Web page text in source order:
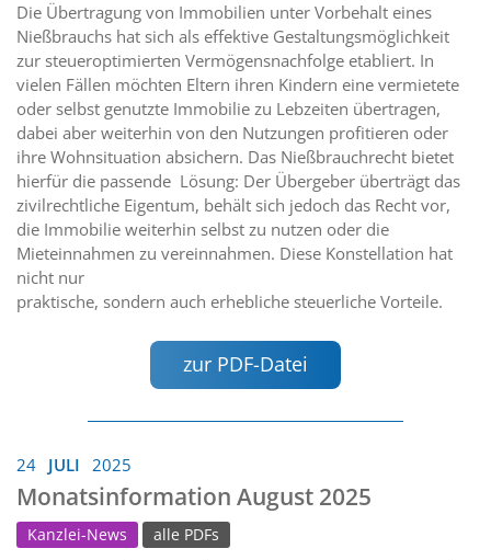
Die Übertragung von Immobilien unter Vorbehalt eines
Nießbrauchs hat sich als effektive Gestaltungsmöglichkeit
zur steueroptimierten Vermögensnachfolge etabliert. In
vielen Fällen möchten Eltern ihren Kindern eine vermietete
oder selbst genutzte Immobilie zu Lebzeiten übertragen,
dabei aber weiterhin von den Nutzungen profitieren oder
ihre Wohnsituation absichern. Das Nießbrauchrecht bietet
hierfür die passende Lösung: Der Übergeber überträgt das
zivilrechtliche Eigentum, behält sich jedoch das Recht vor,
die Immobilie weiterhin selbst zu nutzen oder die
Mieteinnahmen zu vereinnahmen. Diese Konstellation hat
nicht nur
praktische, sondern auch erhebliche steuerliche Vorteile.
zur PDF-Datei
24 JULI 2025
Monatsinformation August 2025
Kanzlei-News alle PDFs